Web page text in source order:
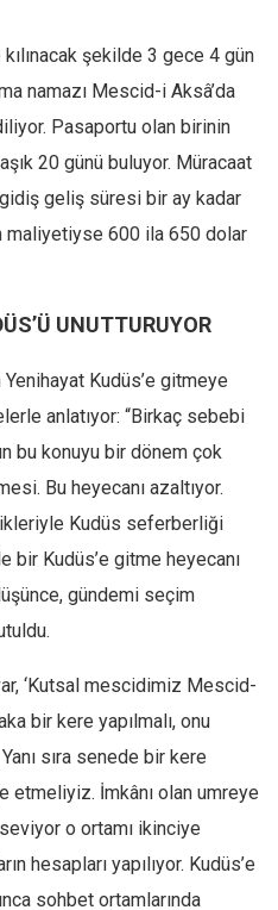
kılınacak şekilde 3 gece 4 gün
namazı Mescid-i Aksâ’da
Pasaportu olan birinin
20 günü buluyor. Müracaat
geliş süresi bir ay kadar
maliyetiyse 600 ila 650 dolar
UNUTTURUYOR
Kudüs’e gitmeye
anlatıyor: “Birkaç sebebi
bu konuyu bir dönem çok
Bu heyecanı azaltıyor.
Kudüs seferberliği
bir Kudüs’e gitme heyecanı
gündemi seçim
‘Kutsal mescidimiz Mescid-
bir kere yapılmalı, onu
sıra senede bir kere
etmeliyiz. İmkânı olan umreye
o ortamı ikinciye
hesapları yapılıyor. Kudüs’e
sohbet ortamlarında